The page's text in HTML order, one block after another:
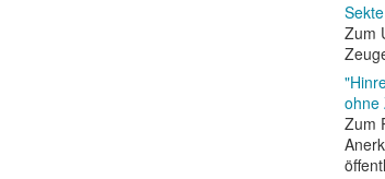
Zum
ohne
Zum